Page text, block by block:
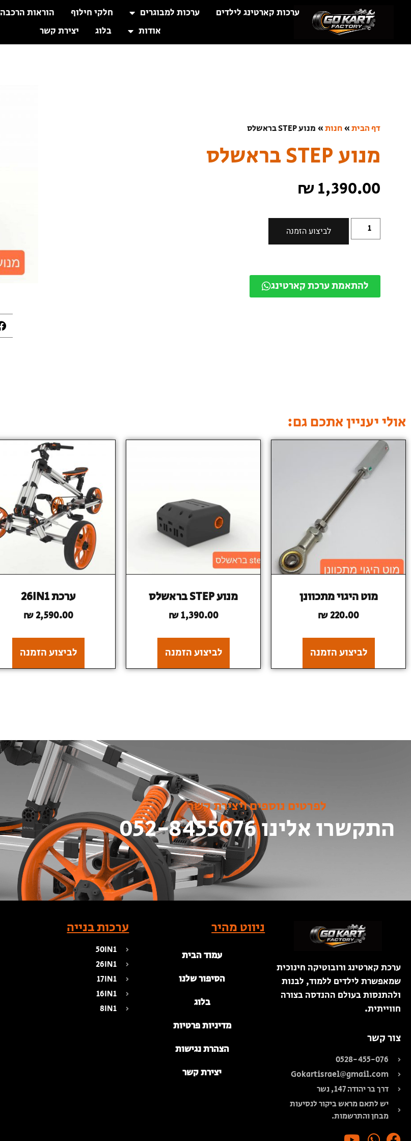
ערכות קארטינג לילדים ערכות למבוגרים חלקי חילוף הוראות הרכבה
אודות
בלוג יצירת קשר
דף הבית»חנות» מנוע STEP בראשלס
מנוע STEP בראשלס
₪1,390.00
לביצוע הזמנה
להתאמת ערכת קארטינג
אולי יעניין אתכם גם:
מוט היגוי מתכוונן
₪220.00
לביצוע הזמנה
מנוע STEP בראשלס
₪1,390.00
לביצוע הזמנה
ערכת 26IN1
₪2,590.00
לביצוע הזמנה
לפרטים נוספים ויצירת קשר
התקשרו אלינו 052-8455076
ערכת קארטינג ורובוטיקה חינוכית
שמאפשרת לילדים ללמוד, לבנות
ולהתנסות בעולם ההנדסה בצורה
חווייתית.
צור קשר
0528-455-076
Gokartisrael@gmail.com
דרך בר יהודה 147, נשר
יש לתאם מראש ביקור לנסיעות
מבחן והתרשמות.
ניווט מהיר
עמוד הבית
הסיפור שלנו
בלוג
מדיניות פרטיות
הצהרת נגישות
יצירת קשר
ערכות בנייה
50IN1
26IN1
17IN1
16IN1
8IN1